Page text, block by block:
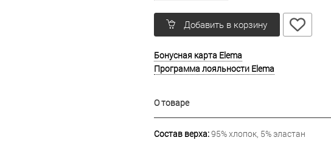
Добавить в корзину
Бонусная карта Elema
Программа лояльности Elema
О товаре
Состав верха:95% хлопок, 5% эластан